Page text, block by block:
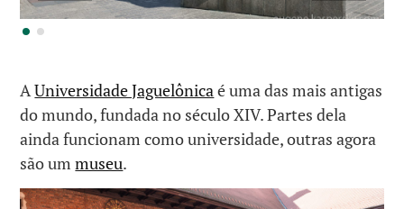
AUniversidade Jaguelônicaé uma das mais antigas
do mundo, fundada no século XIV. Partes dela
ainda funcionam como universidade, outras agora
são ummuseu.